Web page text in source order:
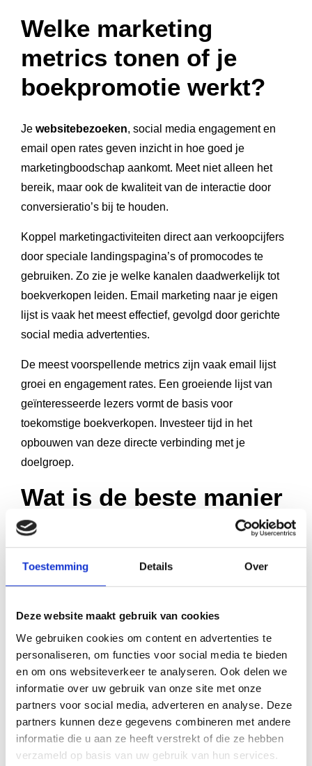
Toestemming Details Over
Deze website maakt gebruik van cookies
We gebruiken cookies om content en advertenties te
personaliseren, om functies voor social media te bieden
en om ons websiteverkeer te analyseren. Ook delen we
informatie over uw gebruik van onze site met onze
partners voor social media, adverteren en analyse. Deze
partners kunnen deze gegevens combineren met andere
informatie die u aan ze heeft verstrekt of die ze hebben
verzameld op basis van uw gebruik van hun services.
Welke marketing
metrics tonen of je
boekpromotie werkt?
Je websitebezoeken, social media engagement en
email open rates geven inzicht in hoe goed je
marketingboodschap aankomt. Meet niet alleen het
bereik, maar ook de kwaliteit van de interactie door
conversieratio’s bij te houden.
Koppel marketingactiviteiten direct aan verkoopcijfers
door speciale landingspagina’s of promocodes te
gebruiken. Zo zie je welke kanalen daadwerkelijk tot
boekverkopen leiden. Email marketing naar je eigen
lijst is vaak het meest effectief, gevolgd door gerichte
social media advertenties.
De meest voorspellende metrics zijn vaak email lijst
groei en engagement rates. Een groeiende lijst van
geïnteresseerde lezers vormt de basis voor
toekomstige boekverkopen. Investeer tijd in het
opbouwen van deze directe verbinding met je
doelgroep.
Wat is de beste manier
om je boek ROI te
berekenen?
(productie, marketing, tijd) af te zetten tegen je totale
inkomsten. Begin met directe kosten zoals drukwerk,
coverontwerp en marketinguitgaven. Vergeet niet je
tijdsinvestering mee te rekenen tegen een realistische
uurtarief.
Deel je totale inkomsten door je totale investering om
je ROI-percentage te krijgen. Een ROI van 100%